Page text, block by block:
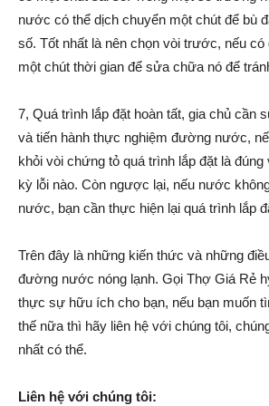
nước có thể dịch chuyển một chút để bù
số. Tốt nhất là nên chọn vòi trước, nếu có
một chút thời gian để sửa chữa nó để
7, Quá trình lắp đặt hoàn tất, gia chủ cần
và tiến hành thực nghiệm đường nước,
khỏi vòi chứng tỏ quá trình lắp đặt là
kỳ lỗi nào. Còn ngược lại, nếu nước
nước, bạn cần thực hiện lại quá trình lắp
Trên đây là những kiến thức và những
đường nước nóng lạnh. Gọi Thợ Giá Rẻ
thực sự hữu ích cho bạn, nếu bạn muốn
thế nữa thì hãy liên hệ với chúng tôi,
nhất có thể.
Liên hệ với chúng tôi: